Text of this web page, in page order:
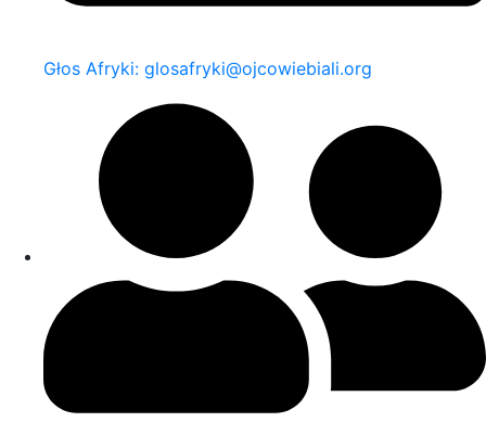
Głos Afryki: glosafryki@ojcowiebiali.org